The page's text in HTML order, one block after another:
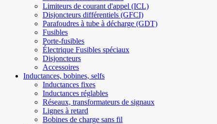
Limiteurs de courant d'appel (ICL)
Disjoncteurs différentiels (GFCI)
Parafoudres à tube à décharge (GDT)
Fusibles
Porte-fusibles
Électrique Fusibles spéciaux
Disjoncteurs
Accessoires
Inductances, bobines, selfs
Inductances fixes
Inductances réglables
Réseaux, transformateurs de signaux
Lignes à retard
Bobines de charge sans fil